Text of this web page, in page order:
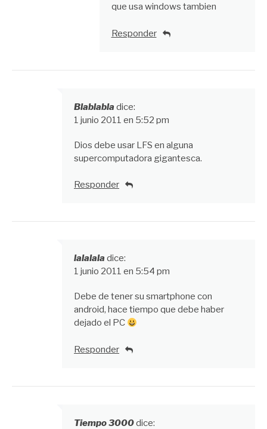
que usa windows tambien
Responder
Blablabla dice:
1 junio 2011 en 5:52 pm
Dios debe usar LFS en alguna
supercomputadora gigantesca.
Responder
lalalala dice:
1 junio 2011 en 5:54 pm
Debe de tener su smartphone con
android, hace tiempo que debe haber
dejado el PC
Responder
Tiempo 3000dice: